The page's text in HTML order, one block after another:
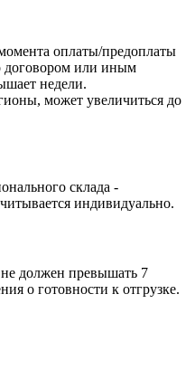
оплаты/предоплаты
договором или иным
недели.
может увеличиться до
склада -
индивидуально.
не должен превышать 7
о готовности к отгрузке.